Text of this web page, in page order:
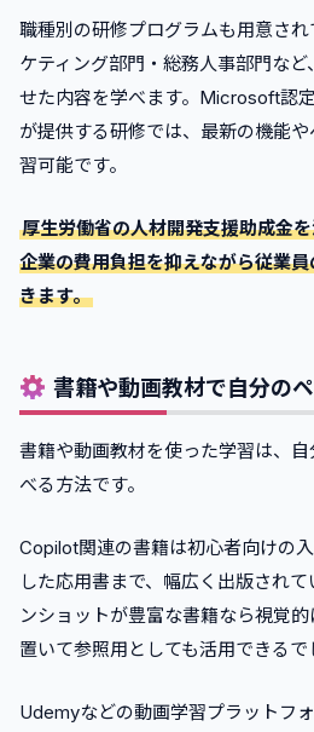
職種別の研修プログラムも用意さ
ケティング部門・総務人事部門な
せた内容を学べます。Microsoft認
が提供する研修では、最新の機能
習可能です。
厚生労働省の人材開発支援助成金
企業の費用負担を抑えながら従業
きます。
書籍や動画教材で自分の
書籍や動画教材を使った学習は、
べる方法です。
Copilot関連の書籍は初心者向けの
した応用書まで、幅広く出版され
ンショットが豊富な書籍なら視覚
置いて参照用としても活用できるで
Udemyなどの動画学習プラットフ